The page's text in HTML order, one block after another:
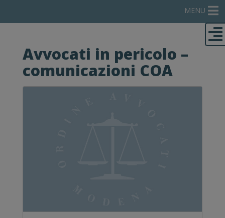
MENU
Avvocati in pericolo –
comunicazioni COA